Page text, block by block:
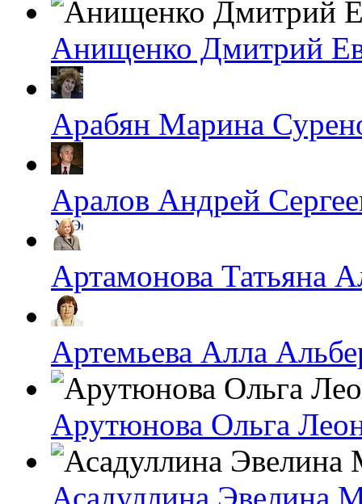
Анищенко Дмитрий
Арабян Марина
Аралов Андрей
Артамонова Татьяна
Артемьева Алла
Арутюнова Ольга
Асадуллина Эвелина